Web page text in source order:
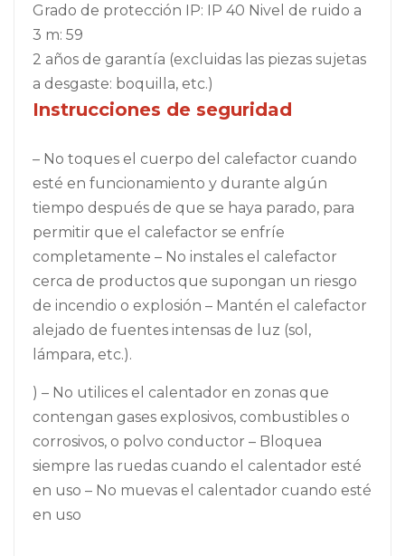
Grado de protección IP: IP 40 Nivel de ruido a
3 m: 59
2 años de garantía (excluidas las piezas sujetas
a desgaste: boquilla, etc.)
Instrucciones de seguridad
– No toques el cuerpo del calefactor cuando
esté en funcionamiento y durante algún
tiempo después de que se haya parado, para
permitir que el calefactor se enfríe
completamente – No instales el calefactor
cerca de productos que supongan un riesgo
de incendio o explosión – Mantén el calefactor
alejado de fuentes intensas de luz (sol,
lámpara, etc.).
) – No utilices el calentador en zonas que
contengan gases explosivos, combustibles o
corrosivos, o polvo conductor – Bloquea
siempre las ruedas cuando el calentador esté
en uso – No muevas el calentador cuando esté
en uso